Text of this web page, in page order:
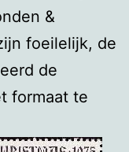
&
foeilelijk, de
de
formaat te